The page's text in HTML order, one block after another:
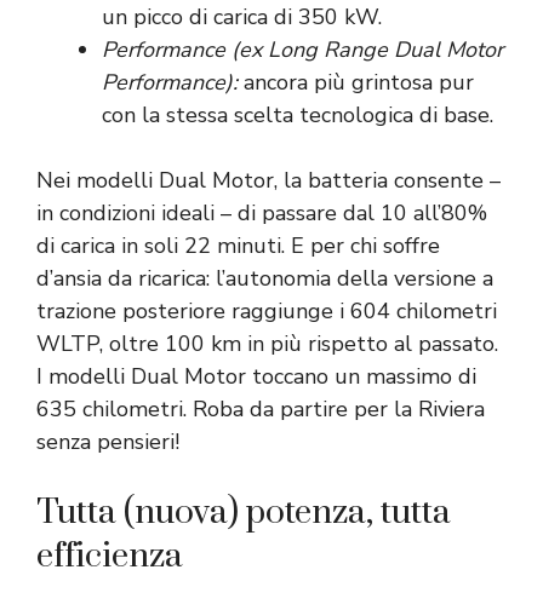
un picco di carica di 350 kW.
Performance (ex Long Range Dual Motor
Performance):ancora più grintosa pur
con la stessa scelta tecnologica di base.
Nei modelli Dual Motor, la batteria consente –
in condizioni ideali – di passare dal 10 all’80%
di carica in soli 22 minuti. E per chi soffre
d’ansia da ricarica: l’autonomia della versione a
trazione posteriore raggiunge i 604 chilometri
WLTP, oltre 100 km in più rispetto al passato.
I modelli Dual Motor toccano un massimo di
635 chilometri. Roba da partire per la Riviera
senza pensieri!
Tutta (nuova) potenza, tutta
efficienza